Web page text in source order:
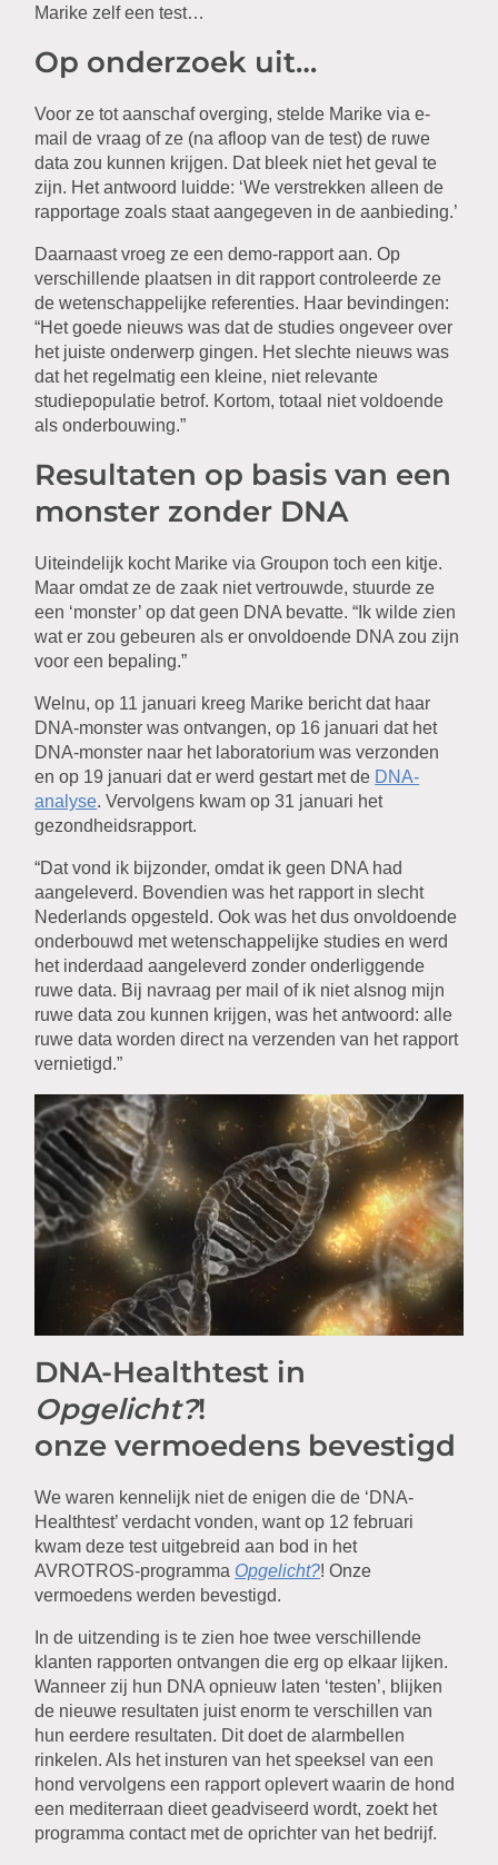
Marike zelf een test…
Op onderzoek uit…
Voor ze tot aanschaf overging, stelde Marike via e-
mail de vraag of ze (na afloop van de test) de ruwe
data zou kunnen krijgen. Dat bleek niet het geval te
zijn. Het antwoord luidde: ‘We verstrekken alleen de
rapportage zoals staat aangegeven in de aanbieding.’
Daarnaast vroeg ze een demo-rapport aan. Op
verschillende plaatsen in dit rapport controleerde ze
de wetenschappelijke referenties. Haar bevindingen:
“Het goede nieuws was dat de studies ongeveer over
het juiste onderwerp gingen. Het slechte nieuws was
dat het regelmatig een kleine, niet relevante
studiepopulatie betrof. Kortom, totaal niet voldoende
als onderbouwing.”
Resultaten op basis van een
monster zonder DNA
Uiteindelijk kocht Marike via Groupon toch een kitje.
Maar omdat ze de zaak niet vertrouwde, stuurde ze
een ‘monster’ op dat geen DNA bevatte. “Ik wilde zien
wat er zou gebeuren als er onvoldoende DNA zou zijn
voor een bepaling.”
Welnu, op 11 januari kreeg Marike bericht dat haar
DNA-monster was ontvangen, op 16 januari dat het
DNA-monster naar het laboratorium was verzonden
en op 19 januari dat er werd gestart met de DNA-
analyse. Vervolgens kwam op 31 januari het
gezondheidsrapport.
“Dat vond ik bijzonder, omdat ik geen DNA had
aangeleverd. Bovendien was het rapport in slecht
Nederlands opgesteld. Ook was het dus onvoldoende
onderbouwd met wetenschappelijke studies en werd
het inderdaad aangeleverd zonder onderliggende
ruwe data. Bij navraag per mail of ik niet alsnog mijn
ruwe data zou kunnen krijgen, was het antwoord: alle
ruwe data worden direct na verzenden van het rapport
vernietigd.”
DNA-Healthtest in
Opgelicht?!
onze vermoedens bevestigd
We waren kennelijk niet de enigen die de ‘DNA-
Healthtest’ verdacht vonden, want op 12 februari
kwam deze test uitgebreid aan bod in het
AVROTROS-programma Opgelicht?! Onze
vermoedens werden bevestigd.
In de uitzending is te zien hoe twee verschillende
klanten rapporten ontvangen die erg op elkaar lijken.
Wanneer zij hun DNA opnieuw laten ‘testen’, blijken
de nieuwe resultaten juist enorm te verschillen van
hun eerdere resultaten. Dit doet de alarmbellen
rinkelen. Als het insturen van het speeksel van een
hond vervolgens een rapport oplevert waarin de hond
een mediterraan dieet geadviseerd wordt, zoekt het
programma contact met de oprichter van het bedrijf.